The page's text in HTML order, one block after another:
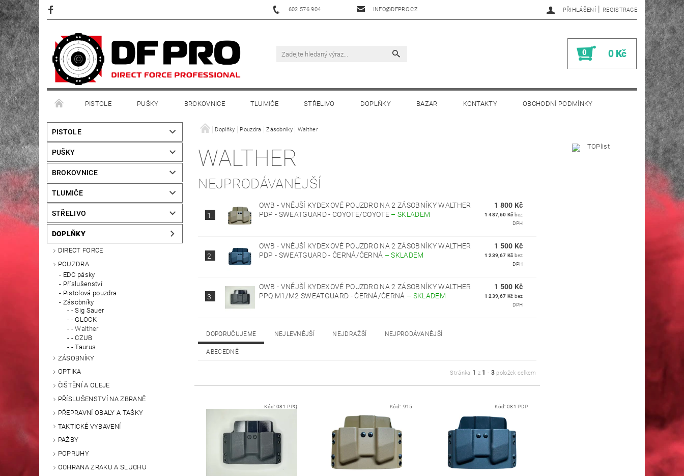
602 576 904 INFO@DFPRO.CZ PŘIHLÁŠENÍ | REGISTRACE
0 0 Kč
PISTOLE PUŠKY BROKOVNICE TLUMIČE STŘELIVO DOPLŇKY BAZAR KONTAKTY OBCHODNÍ PODMÍNKY
PISTOLE
PUŠKY
BROKOVNICE
TLUMIČE
STŘELIVO
DOPLŇKY
DIRECT FORCE
POUZDRA
EDC pásky
Příslušenství
Pistolová pouzdra
Zásobníky
- Sig Sauer
- GLOCK
- Walther
- CZUB
- Taurus
ZÁSOBNÍKY
OPTIKA
ČIŠTĚNÍ A OLEJE
PŘÍSLUŠENSTVÍ NA ZBRANĚ
PŘEPRAVNÍ OBALY A TAŠKY
TAKTICKÉ VYBAVENÍ
PAŽBY
POPRUHY
OCHRANA ZRAKU A SLUCHU
Doplňky Pouzdra Zásobníky Walther
WALTHER
NEJPRODÁVANĚJŠÍ
1.
OWB - VNĚJŠÍ KYDEXOVÉ POUZDRO NA 2 ZÁSOBNÍKY WALTHER
PDP - SWEATGUARD - COYOTE/COYOTE –SKLADEM
1 800 Kč
1 487,60 Kč bez
DPH
2.
OWB - VNĚJŠÍ KYDEXOVÉ POUZDRO NA 2 ZÁSOBNÍKY WALTHER
PDP - SWEATGUARD - ČERNÁ/ČERNÁ –SKLADEM
1 500 Kč
1 239,67 Kč bez
DPH
3.
OWB - VNĚJŠÍ KYDEXOVÉ POUZDRO NA 2 ZÁSOBNÍKY WALTHER
PPQ M1/M2 SWEATGUARD - ČERNÁ/ČERNÁ – SKLADEM
1 500 Kč
1 239,67 Kč bez
DPH
DOPORUČUJEME NEJLEVNĚJŠÍ NEJDRAŽŠÍ NEJPRODÁVANĚJŠÍ
ABECEDNĚ
Stránka 1 z 1 - 3položek celkem
Kód:081 PPQ Kód: .915 Kód: 081 PDP